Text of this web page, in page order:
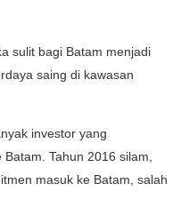
sulit bagi Batam menjadi
saing di kawasan
investor yang
Tahun 2016 silam,
masuk ke Batam, salah